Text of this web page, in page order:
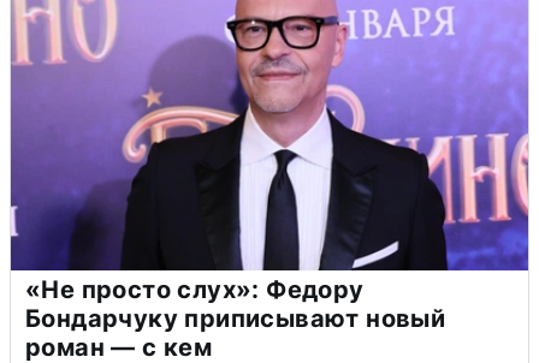
«Не просто слух»: Федору
Бондарчуку приписывают новый
роман — с кем